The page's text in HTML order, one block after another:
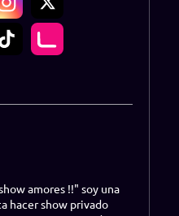
amores !!" soy una
hacer show privado